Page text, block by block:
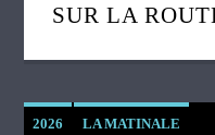
SUR LA
2026 LA MATINALE